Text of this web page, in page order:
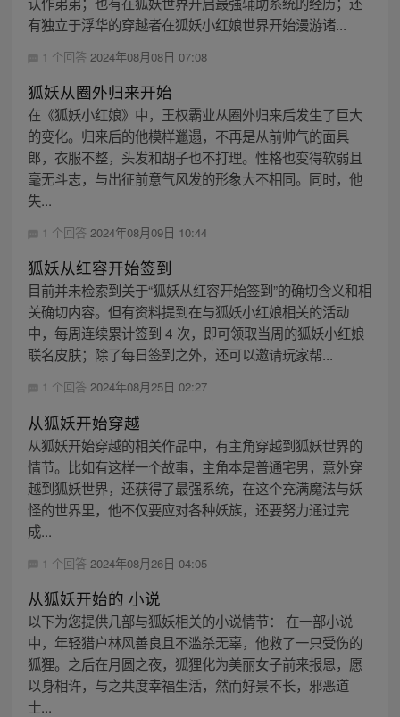
有独立于浮华的穿越者在狐妖小红娘世界开始漫游诸...
1 个回答 2024年08月08日 07:08
狐妖从圈外归来开始
在《狐妖小红娘》中，王权霸业从圈外归来后发生了巨大
的变化。归来后的他模样邋遢，不再是从前帅气的面具
郎，衣服不整，头发和胡子也不打理。性格也变得软弱且
毫无斗志，与出征前意气风发的形象大不相同。同时，他
失...
1 个回答 2024年08月09日 10:44
狐妖从红容开始签到
目前并未检索到关于“狐妖从红容开始签到”的确切含义和相
关确切内容。但有资料提到在与狐妖小红娘相关的活动
中，每周连续累计签到 4 次，即可领取当周的狐妖小红娘
联名皮肤；除了每日签到之外，还可以邀请玩家帮...
1 个回答 2024年08月25日 02:27
从狐妖开始穿越
从狐妖开始穿越的相关作品中，有主角穿越到狐妖世界的
情节。比如有这样一个故事，主角本是普通宅男，意外穿
越到狐妖世界，还获得了最强系统，在这个充满魔法与妖
怪的世界里，他不仅要应对各种妖族，还要努力通过完
成...
1 个回答 2024年08月26日 04:05
从狐妖开始的 小说
以下为您提供几部与狐妖相关的小说情节： 在一部小说
中，年轻猎户林风善良且不滥杀无辜，他救了一只受伤的
狐狸。之后在月圆之夜，狐狸化为美丽女子前来报恩，愿
以身相许，与之共度幸福生活，然而好景不长，邪恶道
士...